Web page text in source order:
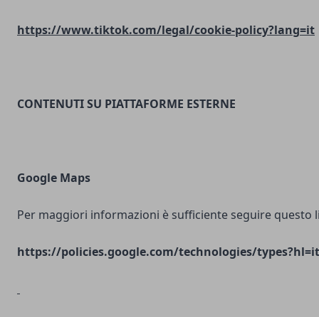
https://www.tiktok.com/legal/cookie-policy?lang=it
CONTENUTI SU PIATTAFORME ESTERNE
Google Maps
Per maggiori informazioni è sufficiente seguire questo
https://policies.google.com/technologies/types?hl=it